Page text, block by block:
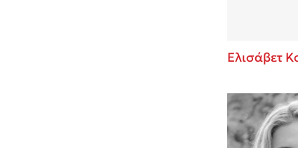
Ελισάβετ